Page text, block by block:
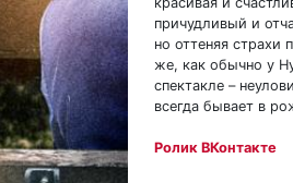
причудливый и
но оттеняя
же, как обычно у
спектакле –
всегда бывает в
Ролик ВКонтакте